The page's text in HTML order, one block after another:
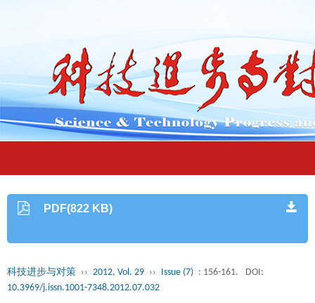
PDF(822 KB)
科技进步与对策 ›› 2012, Vol. 29 ›› Issue (7) : 156-161.
DOI:
10.3969/j.issn.1001-7348.2012.07.032